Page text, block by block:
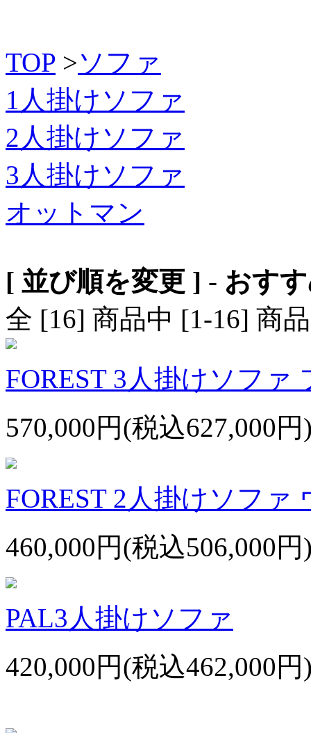
TOP >ソファ
1人掛けソファ
2人掛けソファ
3人掛けソファ
オットマン
[ 並び順を変更 ] - おす
全 [16] 商品中 [1-16] 商
FOREST 3人掛けソファ
570,000円(税込627,000円
FOREST 2人掛けソファ
460,000円(税込506,000円
PAL3人掛けソファ
420,000円(税込462,000円